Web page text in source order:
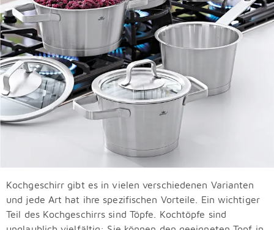
Kochgeschirr gibt es in vielen verschiedenen Varianten
und jede Art hat ihre spezifischen Vorteile. Ein wichtiger
Teil des Kochgeschirrs sind Töpfe. Kochtöpfe sind